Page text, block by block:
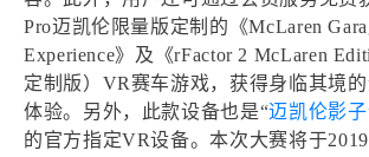
Pro迈凯伦限量版定制的《McLaren
Experience》及《rFactor 2 McLaren
定制版）VR赛车游戏，获得身临其境
体验。另外，此款设备也是“迈凯伦影子
的官方指定VR设备。本次大赛将于